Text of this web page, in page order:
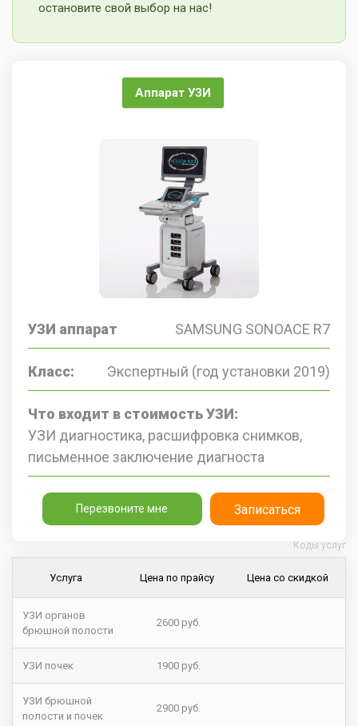
остановите свой выбор на нас!
Аппарат УЗИ
УЗИ аппарат SAMSUNG SONOACE R7
Класс: Экспертный (год установки 2019)
Что входит в стоимость УЗИ:
УЗИ диагностика, расшифровка снимков,
письменное заключение диагноста
Перезвоните мне Записаться
Услуга Цена по прайсу Цена со скидкой
УЗИ органов
брюшной полости
2600 руб.
УЗИ почек 1900 руб.
УЗИ брюшной
полости и почек
2900 руб.
Коды услуг